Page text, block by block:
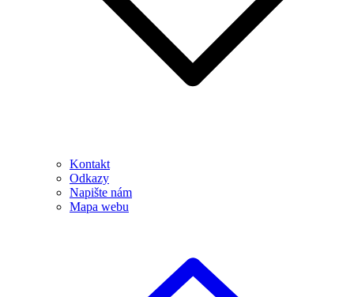
Kontakt
Odkazy
Napište nám
Mapa webu